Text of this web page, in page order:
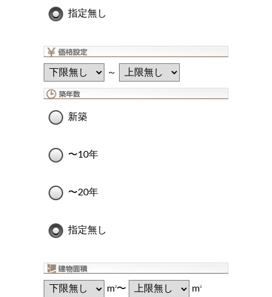
指定無し
～
新築
〜10年
〜20年
指定無し
m2〜 m2